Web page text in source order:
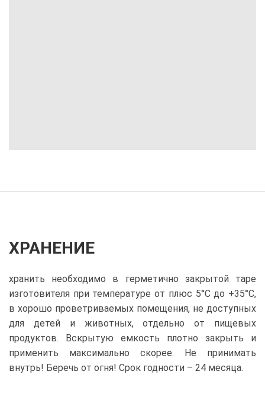
ХРАНЕНИЕ
хранить необходимо в герметично закрытой таре
изготовителя при температуре от плюс 5°С до +35°С,
в хорошо проветриваемых помещения, не доступных
для детей и животных, отдельно от пищевых
продуктов. Вскрытую емкость плотно закрыть и
применить максимально скорее. Не принимать
внутрь! Беречь от огня! Срок годности – 24 месяца.